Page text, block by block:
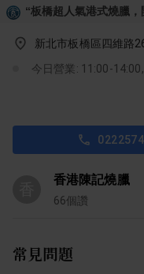
“板橋超人氣港式燒臘，
新北市板橋區四維路
今日營業: 11:00-
香港陳記燒臘
66個讚
常見問題